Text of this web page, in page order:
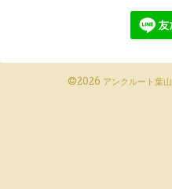
©2026 アンクルート葉山